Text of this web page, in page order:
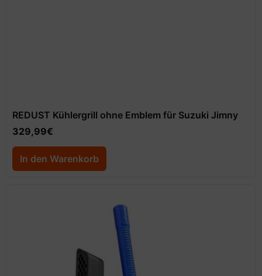
REDUST Kühlergrill ohne Emblem für Suzuki Jimny
329,99€
In den Warenkorb